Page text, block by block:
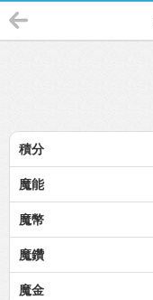
積分
魔能
魔幣
魔鑽
魔金